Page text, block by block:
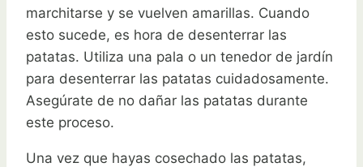
marchitarse y se vuelven amarillas. Cuando
esto sucede, es hora de desenterrar las
patatas. Utiliza una pala o un tenedor de jardín
para desenterrar las patatas cuidadosamente.
Asegúrate de no dañar las patatas durante
este proceso.
Una vez que hayas cosechado las patatas,